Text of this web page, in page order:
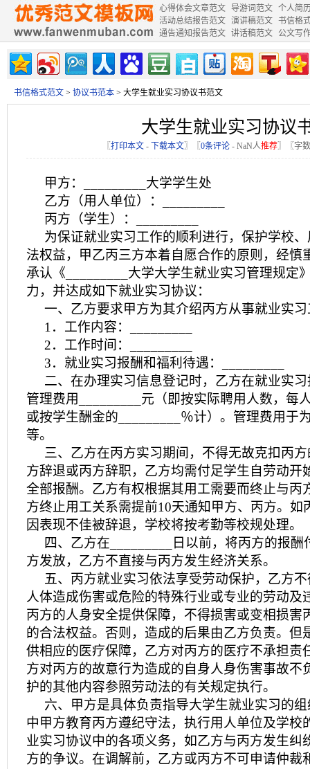
心得体会文章范文 导游词范文 个人简
活动总结报告范文 演讲稿范文 书信格
通告通知报告范文 讲话稿范文 公文写
书信格式范文 > 协议书范本 > 大学生就业实习协议书范文
大学生就业实习协议
〖打印本文 - 下载本文〗〖0条评论 - NaN人推荐〗〖字
甲方：_________大学学生处
乙方（用人单位）：_________
丙方（学生）：_________
为保证就业实习工作的顺利进行，保护学校
法权益，甲乙丙三方本着自愿合作的原则，经慎
承认《_________大学大学生就业实习管理规定
力，并达成如下就业实习协议：
一、乙方要求甲方为其介绍丙方从事就业实
1．工作内容：_________
2．工作时间：_________
3．就业实习报酬和福利待遇：_________
二、在办理实习信息登记时，乙方在就业实
管理费用_________元（即按实际聘用人数，每
或按学生酬金的_________％计）。管理费用于
等。
三、乙方在丙方实习期间，不得无故克扣丙
方辞退或丙方辞职，乙方均需付足学生自劳动开
全部报酬。乙方有权根据其用工需要而终止与丙
方终止用工关系需提前10天通知甲方、丙方。如
因表现不佳被辞退，学校将按考勤等校规处理。
四、乙方在_________日以前，将丙方的报
方发放，乙方不直接与丙方发生经济关系。
五、丙方就业实习依法享受劳动保护，乙方
人体造成伤害或危险的特殊行业或专业的劳动及
丙方的人身安全提供保障，不得损害或变相损害
的合法权益。否则，造成的后果由乙方负责。但
供相应的医疗保障，乙方对丙方的医疗不承担责
方对丙方的故意行为造成的自身人身伤害事故不
护的其他内容参照劳动法的有关规定执行。
六、甲方是具体负责指导大学生就业实习的
中甲方教育丙方遵纪守法，执行用人单位及学校
业实习协议中的各项义务，如乙方与丙方发生纠
方的争议。在调解前，乙方或丙方不可申请仲裁